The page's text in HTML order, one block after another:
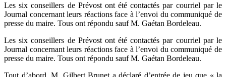
Les six conseillers de Prévost ont été contactés par courriel par le
Journal concernant leurs réactions face à l’envoi du communiqué de
presse du maire. Tous ont répondu sauf M. Gaétan Bordeleau.
Les six conseillers de Prévost ont été contactés par courriel par le
Journal concernant leurs réactions face à l’envoi du communiqué de
presse du maire. Tous ont répondu sauf M. Gaétan Bordeleau.
Tout d’abord, M. Gilbert Brunet a déclaré d’entrée de jeu que « la